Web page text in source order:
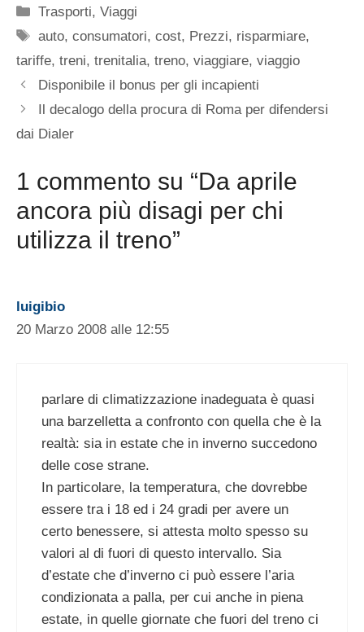
Categorie
Trasporti,Viaggi
Tag
auto,consumatori,cost, Prezzi, risparmiare,
tariffe, treni, trenitalia, treno, viaggiare, viaggio
Disponibile il bonus per gli incapienti
Il decalogo della procura di Roma per difendersi
dai Dialer
1 commento su “Da aprile
ancora più disagi per chi
utilizza il treno”
luigibio
20 Marzo 2008 alle 12:55
parlare di climatizzazione inadeguata è quasi
una barzelletta a confronto con quella che è la
realtà: sia in estate che in inverno succedono
delle cose strane.
In particolare, la temperatura, che dovrebbe
essere tra i 18 ed i 24 gradi per avere un
certo benessere, si attesta molto spesso su
valori al di fuori di questo intervallo. Sia
d’estate che d’inverno ci può essere l’aria
condizionata a palla, per cui anche in piena
estate, in quelle giornate che fuori del treno ci